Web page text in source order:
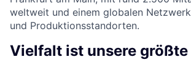
weltweit und einem globalen
und Produktionsstandorten.
Vielfalt ist unsere größte